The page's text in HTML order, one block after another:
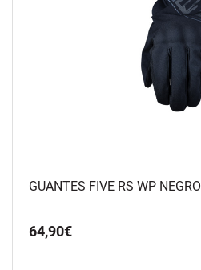
GUANTES FIVE RS WP NEGRO
64,90€